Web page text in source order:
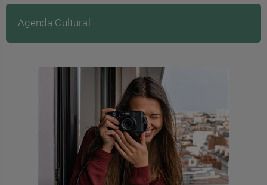
Agenda Cultural